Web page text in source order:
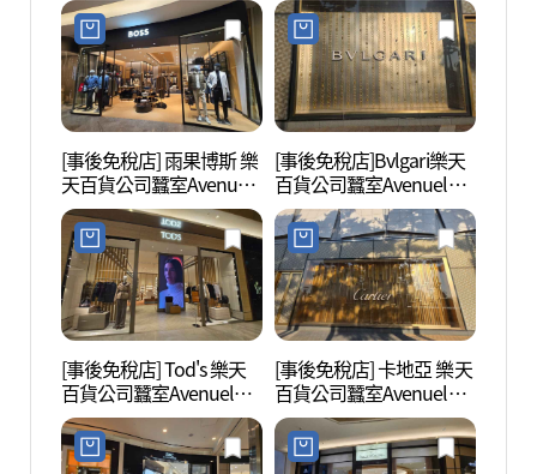
[事後免稅店] 雨果博斯 樂
天百貨公司蠶室Avenuel
店(휴고보스 롯데백화점
잠실 에비뉴엘점)
[事後免稅店]Bvlgari樂天
百貨公司蠶室Avenuel店
(불가리 롯데백화점 잠실
에비뉴엘점)
[事後免稅店] Tod's 樂天
百貨公司蠶室Avenuel店
(토즈 롯데백화점 잠실 에
비뉴엘점)
[事後免稅店] 卡地亞 樂天
百貨公司蠶室Avenuel店
(까르띠에 롯데백화점 잠
실 에비뉴엘점)